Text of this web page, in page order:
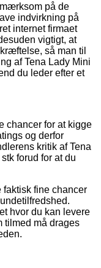
på de
indvirkning på
internet firmaet
vigtigt, at
så man til
af Tena Lady Mini
du leder efter et
chancer for at kigge
og derfor
kritik af Tena
forud for at du
faktisk fine chancer
hvor du kan levere
tilmed må drages